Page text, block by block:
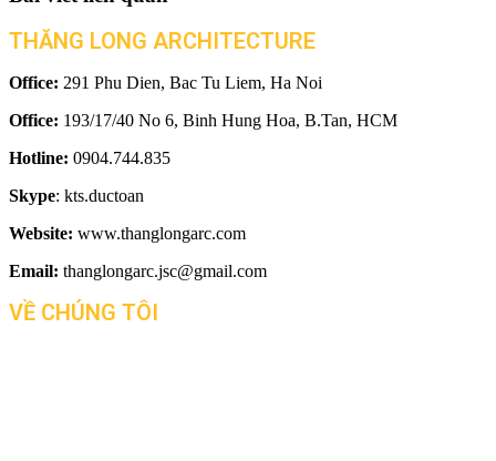
THĂNG LONG ARCHITECTURE
Office: 291 Phu Dien, Bac Tu Liem, Ha Noi
Office: 193/17/40 No 6, Binh Hung Hoa, B.Tan, HCM
Hotline: 0904.744.835
Skype: kts.ductoan
Website: www.thanglongarc.com
Email: thanglongarc.jsc@gmail.com
VỀ CHÚNG TÔI